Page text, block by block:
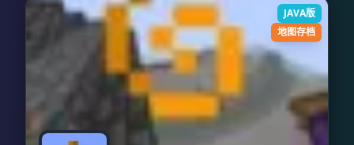
者，“洛佩里托城”都为你提供了一个宏大
且充满细节的探索空间。
JAVA版
地图存档